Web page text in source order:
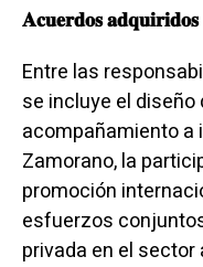
𝐀𝐜𝐮𝐞𝐫𝐝𝐨𝐬 𝐚𝐝𝐪𝐮𝐢𝐫𝐢𝐝𝐨𝐬
Entre las
se incluye el
acompañamiento
Zamorano, la
promoción
esfuerzos
privada en el